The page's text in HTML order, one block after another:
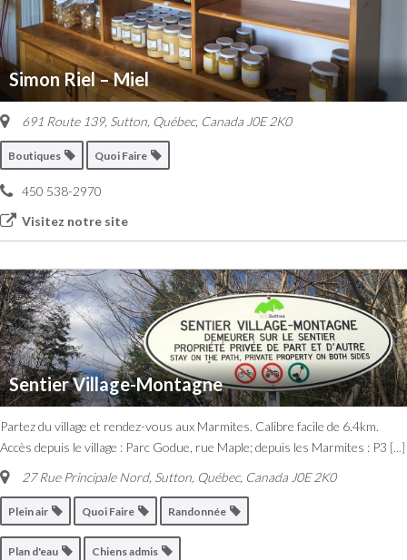
Simon Riel – Miel
691 Route 139, Sutton, Québec, Canada J0E 2K0
Boutiques Quoi Faire
450 538-2970
Visitez notre site
Sentier Village-Montagne
Partez du village et rendez-vous aux Marmites. Calibre facile de 6.4km.
Accès depuis le village : Parc Godue, rue Maple; depuis les Marmites : P3 [...]
27 Rue Principale Nord, Sutton, Québec, CanadaJ0E 2K0
Plein air Quoi Faire Randonnée
Plan d'eau Chiens admis